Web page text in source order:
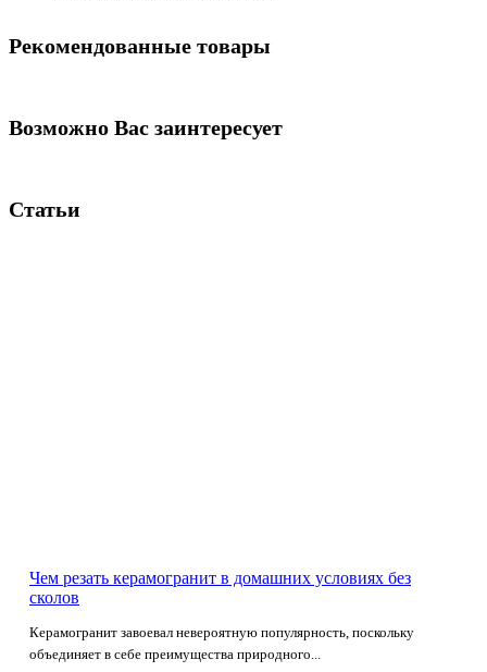
Рекомендованные товары
Возможно Вас заинтересует
Статьи
Чем резать керамогранит в домашних условиях без
сколов
Керамогранит завоевал невероятную популярность, поскольку
объединяет в себе преимущества природного...